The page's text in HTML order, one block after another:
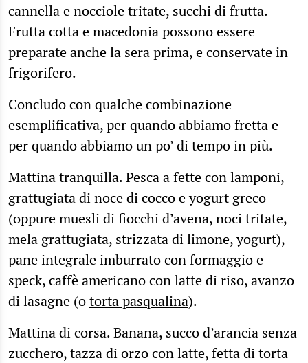
cannella e nocciole tritate, succhi di frutta.
Frutta cotta e macedonia possono essere
preparate anche la sera prima, e conservate in
frigorifero.
Concludo con qualche combinazione
esemplificativa, per quando abbiamo fretta e
per quando abbiamo un po’ di tempo in più.
Mattina tranquilla. Pesca a fette con lamponi,
grattugiata di noce di cocco e yogurt greco
(oppure muesli di fiocchi d’avena, noci tritate,
mela grattugiata, strizzata di limone, yogurt),
pane integrale imburrato con formaggio e
speck, caffè americano con latte di riso, avanzo
di lasagne (otorta pasqualina).
Mattina di corsa. Banana, succo d’arancia senza
zucchero, tazza di orzo con latte, fetta di torta